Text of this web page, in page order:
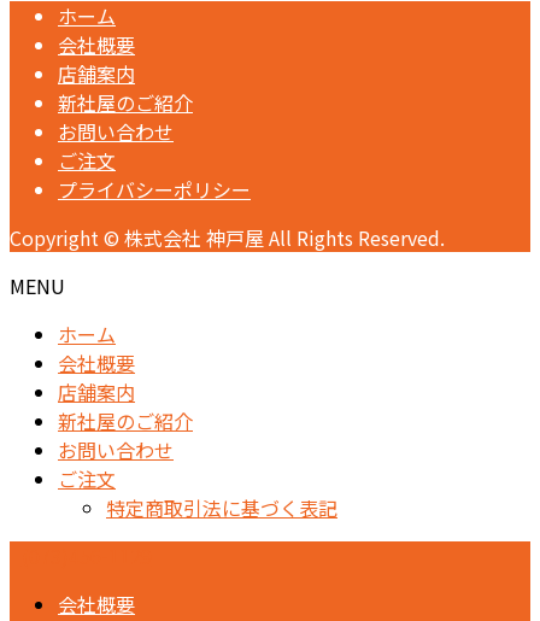
ホーム
会社概要
店舗案内
新社屋のご紹介
お問い合わせ
ご注文
プライバシーポリシー
Copyright © 株式会社 神戸屋 All Rights Reserved.
MENU
ホーム
会社概要
店舗案内
新社屋のご紹介
お問い合わせ
ご注文
特定商取引法に基づく表記
会社概要